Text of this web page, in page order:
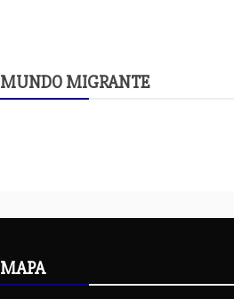
MUNDO MIGRANTE
MAPA